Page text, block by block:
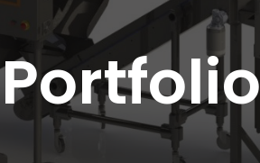
Portfolio